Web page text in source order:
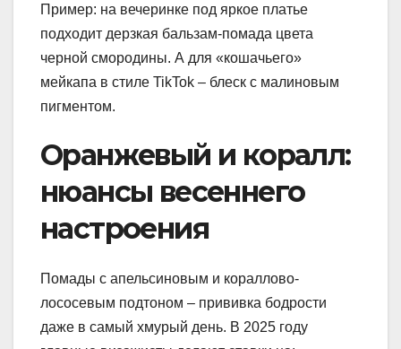
Пример: на вечеринке под яркое платье
подходит дерзкая бальзам-помада цвета
черной смородины. А для «кошачьего»
мейкапа в стиле TikTok – блеск с малиновым
пигментом.
Оранжевый и коралл:
нюансы весеннего
настроения
Помады с апельсиновым и кораллово-
лососевым подтоном – прививка бодрости
даже в самый хмурый день. В 2025 году